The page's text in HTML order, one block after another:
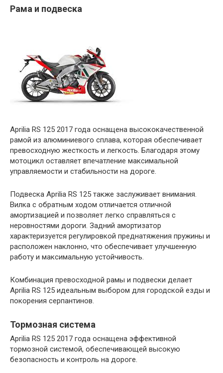
Рама и подвеска
Aprilia RS 125 2017 года оснащена высококачественной
рамой из алюминиевого сплава, которая обеспечивает
превосходную жесткость и легкость. Благодаря этому
мотоцикл оставляет впечатление максимальной
управляемости и стабильности на дороге.
Подвеска Aprilia RS 125 также заслуживает внимания.
Вилка с обратным ходом отличается отличной
амортизацией и позволяет легко справляться с
неровностями дороги. Задний амортизатор
характеризуется регулировкой преднатяжения пружины и
расположен наклонно, что обеспечивает улучшенную
работу и максимальную устойчивость.
Комбинация превосходной рамы и подвески делает
Aprilia RS 125 идеальным выбором для городской езды и
покорения серпантинов.
Тормозная система
Aprilia RS 125 2017 года оснащена эффективной
тормозной системой, обеспечивающей высокую
безопасность и контроль на дороге.